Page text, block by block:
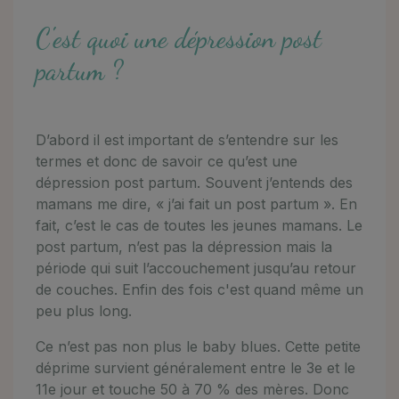
C'est quoi une dépression post
partum ?
D’abord il est important de s’entendre sur les
termes et donc de savoir ce qu’est une
dépression post partum. Souvent j’entends des
mamans me dire, « j’ai fait un post partum ». En
fait, c’est le cas de toutes les jeunes mamans. Le
post partum, n’est pas la dépression mais la
période qui suit l’accouchement jusqu’au retour
de couches. Enfin des fois c'est quand même un
peu plus long.
Ce n’est pas non plus le baby blues. Cette petite
déprime survient généralement entre le 3e et le
11e jour et touche 50 à 70 % des mères. Donc